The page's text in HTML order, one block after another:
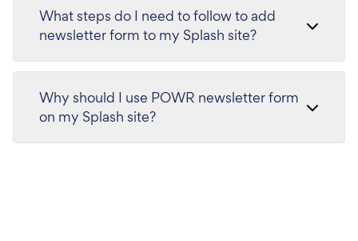
What steps do I need to follow to add
newsletter form to my Splash site?
Why should I use POWR newsletter form
on my Splash site?